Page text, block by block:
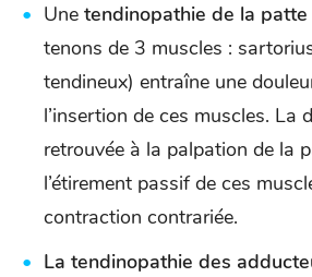
Une tendinopathie de la patte
tenons de 3 muscles :
tendineux) entraîne une
l’insertion de ces muscles. La
retrouvée à la palpation de la
l’étirement passif de ces
contraction contrariée.
La tendinopathie des